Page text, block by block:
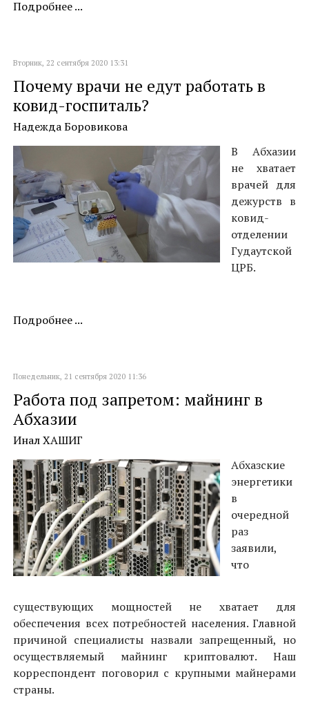
Подробнее ...
Вторник, 22 сентября 2020 13:31
Почему врачи не едут работать в
ковид-госпиталь?
Надежда Боровикова
В Абхазии
не хватает
врачей для
дежурств в
ковид-
отделении
Гудаутской
ЦРБ.
Подробнее ...
Понедельник, 21 сентября 2020 11:36
Работа под запретом: майнинг в
Абхазии
Инал ХАШИГ
Абхазские
энергетики
в
очередной
раз
заявили,
что
существующих мощностей не хватает для
обеспечения всех потребностей населения. Главной
причиной специалисты назвали запрещенный, но
осуществляемый майнинг криптовалют. Наш
корреспондент поговорил с крупными майнерами
страны.